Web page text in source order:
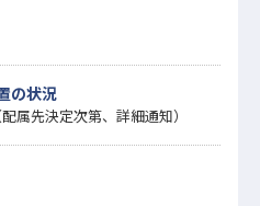
の状況
属先決定次第、詳細通知）